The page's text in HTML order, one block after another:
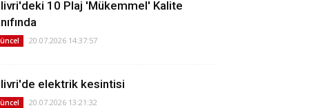
10 Plaj 'Mükemmel' Kalite
20.07.2026 14:37:57
elektrik kesintisi
20.07.2026 13:21:32